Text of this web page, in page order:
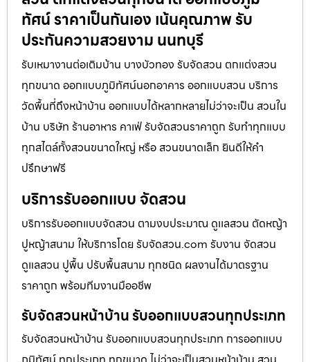
ทัศน์ ราคาเป็นกันเอง เน้นคุณภาพ รับ
ประกันความสวยงาม นนทบุรี
รับเหมางานต่อเติมบ้าน บางบัวทอง รับจัดสวน ตกแต่งสวน
ทุกขนาด ออกแบบภูมิทัศน์นอกอาคาร ออกแบบสวน บริการ
วัดพื้นที่ถึงหน้าบ้าน ออกแบบได้หลากหลายไม่ว่าจะเป็น สวนใน
บ้าน บริษัท ร้านอาหาร คาเฟ่ รับจัดสวนราคาถูก รับทำทุกแบบ
ทุกสไตล์ทั้งสวนขนาดใหญ่ หรือ สวนขนาดเล็ก ยินดีให้คำ
ปรึกษาฟรี
บริการรับออกแบบ จัดสวน
บริการรับออกแบบจัดสวน ตามงบประมาณ ดูเเลสวน ตัดหญ้า
ปูหญ้าสนาม ให้บริการโดย รับจัดสวน.com รับงาน จัดสวน
ดูแลสวน ปูพื้น ปรับพื้นสนาม ทุกชนิด ผลงานได้มาตรฐาน
ราคาถูก พร้อมทีมงานมืออชีพ
รับจัดสวนหน้าบ้าน รับออกแบบสวนทุกประเภท
รับจัดสวนหน้าบ้าน รับออกแบบสวนทุกประเภท การออกแบบ